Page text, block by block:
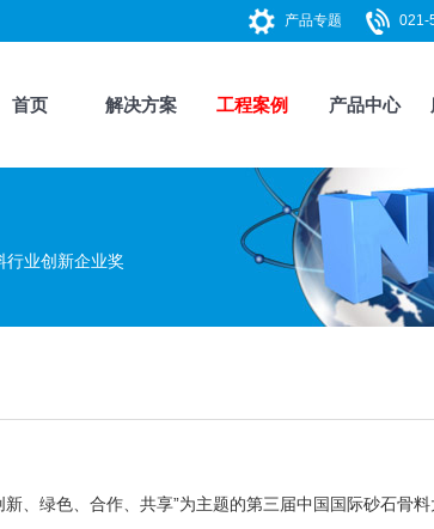
021-
产品专题
首页 解决方案 工程案例 产品中心
行业创新企业奖
新、绿色、合作、共享”为主题的第三届中国国际砂石